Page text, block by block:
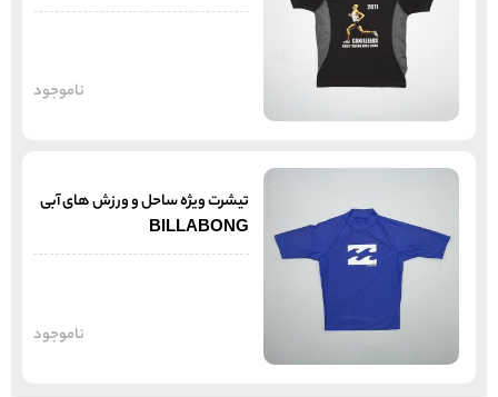
ناموجود
تیشرت ویژه ساحل و ورزش های آبی
BILLABONG
ناموجود